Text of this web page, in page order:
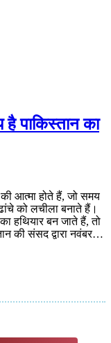
पाकिस्तान का
आत्मा होते हैं, जो समय
को लचीला बनाते हैं।
हथियार बन जाते हैं, तो
की संसद द्वारा नवंबर…